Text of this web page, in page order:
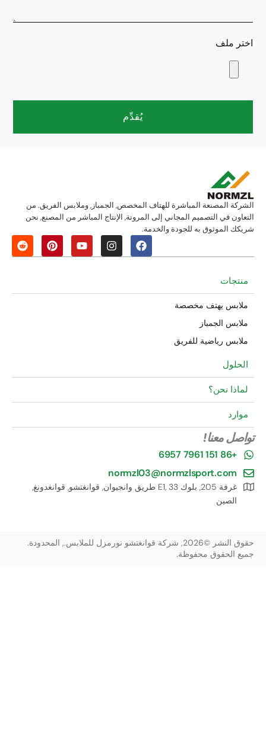
اختر ملف
يُقدِّم
الشركة المصنعة المباشرة للهتاف المخصص, الجمباز, وملابس الفريق. من
التعاون في التصميم المجاني إلى المرونة, الإنتاج المباشر من المصنع, نحن
شريكك الموثوق به للجودة والخدمة.
منتجات
ملابس يهتف مخصصة
ملابس الجمباز
ملابس رياضية للفريق
الحلول
لماذا نحن؟
موارد
تواصل معنا!
+86 151 7961 6957
normzl03@normzlsport.com
غرفة 205, بلوك E1, 33 طريق وانجيوان, قوانغتشو, قوانغدونغ,
الصين
حقوق النشر ©2026, شركة قوانغتشو نورمزل للملابس., المحدودة.
جميع الحقوق محفوظة.